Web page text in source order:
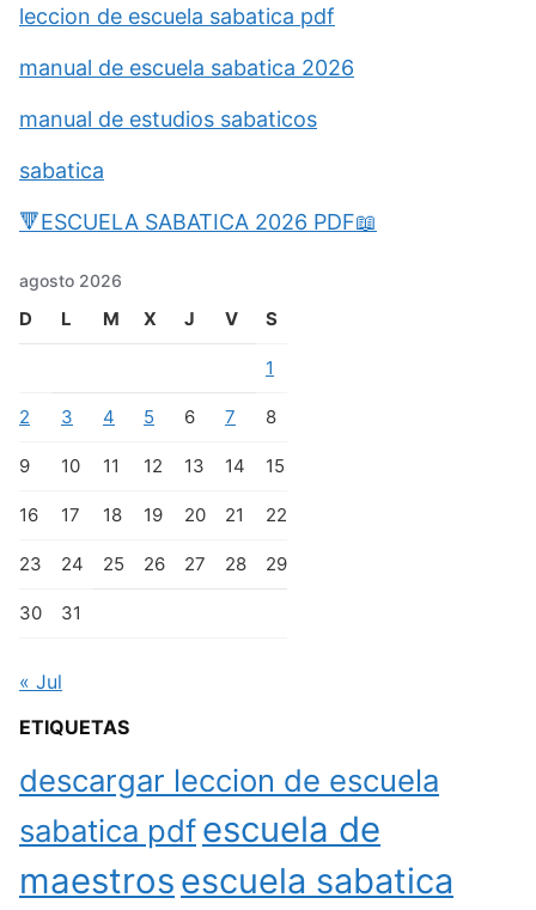
leccion de escuela sabatica pdf
manual de escuela sabatica 2026
manual de estudios sabaticos
sabatica
🔻ESCUELA SABATICA 2026 PDF📖
agosto 2026
D L M X J V S
1
2 3 4 5 6 7 8
9 10 11 12 13 14 15
16 17 18 19 20 21 22
23 24 25 26 27 28 29
30 31
« Jul
ETIQUETAS
descargar leccion de escuela
sabatica pdfescuela de
maestros escuela sabatica